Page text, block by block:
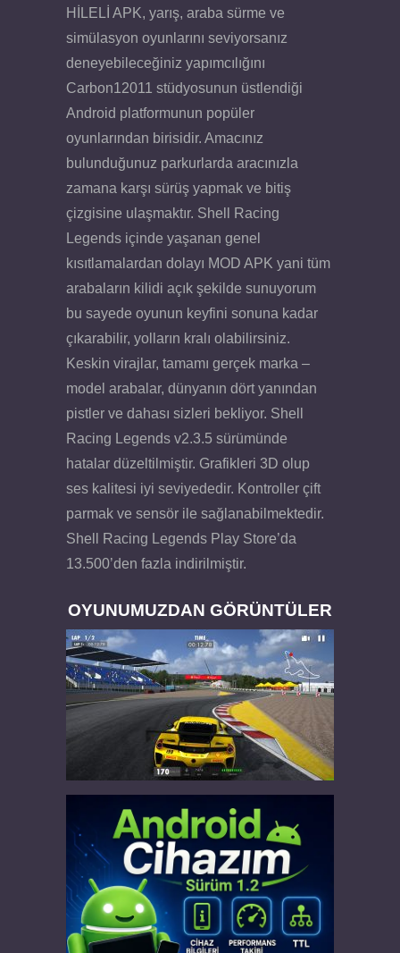
HİLELİ APK, yarış, araba sürme ve
simülasyon oyunlarını seviyorsanız
deneyebileceğiniz yapımcılığını
Carbon12011 stüdyosunun üstlendiği
Android platformunun popüler
oyunlarından birisidir. Amacınız
bulunduğunuz parkurlarda aracınızla
zamana karşı sürüş yapmak ve bitiş
çizgisine ulaşmaktır. Shell Racing
Legends içinde yaşanan genel
kısıtlamalardan dolayı MOD APK yani tüm
arabaların kilidi açık şekilde sunuyorum
bu sayede oyunun keyfini sonuna kadar
çıkarabilir, yolların kralı olabilirsiniz.
Keskin virajlar, tamamı gerçek marka –
model arabalar, dünyanın dört yanından
pistler ve dahası sizleri bekliyor. Shell
Racing Legends v2.3.5 sürümünde
hatalar düzeltilmiştir. Grafikleri 3D olup
ses kalitesi iyi seviyededir. Kontroller çift
parmak ve sensör ile sağlanabilmektedir.
Shell Racing Legends Play Store’da
13.500’den fazla indirilmiştir.
OYUNUMUZDAN GÖRÜNTÜLER